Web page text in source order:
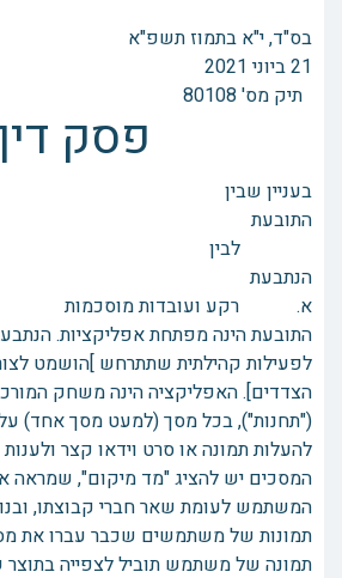
בס"ד, י"א בתמוז תשפ"א
21 ביוני 2021
תיק מס' 80108
פסק דין
בעניין שבין
התובעת
לבין
הנתבעת
א. רקע ועובדות מוסכמות
התובעת הינה מפתחת אפליקציות.
לפעילות קהילתית שתתרחש ]הושמט
("תחנות"), בכל מסך (למעט מסך אחד)
להעלות תמונה או סרט וידאו קצר
המסכים יש להציג "מד מיקום", שמראה
המשתמש לעומת שאר חברי קבוצתו,
תמונות של משתמשים שכבר עברו את
תמונה של משתמש תוביל לצפייה